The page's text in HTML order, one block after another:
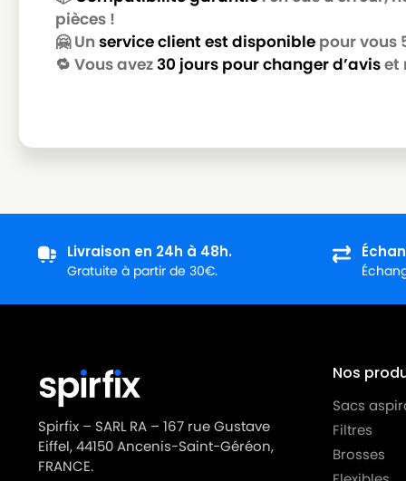
MIELE
MIELE ALLERGY CONTROL PLUS
MIELE
MIELE ALLERGY CONTROL PLUSS500
MIELE ALLERGY CONTROL PLUSS600
MIELE
MIELE ALLERGY CONTROL S400
MIELE
MIELE ALLERGY CONTROL S600
MIELE
MIELE ALLERGY HEPA
MIELE
MIELE
MIELE ALLERGY STOP
MIELE
MIELE ALLERGYCO S157
pièces !
🤗 Un service client est disponible pour vous
🔁 Vous avez30 jours pour changer d’aviset
Livraison en 24h à 48h.
Gratuite à partir de 30€.
Spirfix – SARL RA – 167 rue Gustave
Eiffel, 44150 Ancenis-Saint-Géréon,
FRANCE.
Nos
Sacs
Filtres
Brosses